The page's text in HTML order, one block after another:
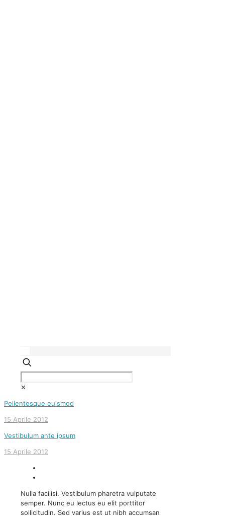
✕
Pellentesque euismod
15 Aprile 2012
Vestibulum ante ipsum
15 Aprile 2012
Nulla facilisi. Vestibulum pharetra vulputate
semper. Nunc eu lectus eu elit porttitor
sollicitudin. Sed varius est ut nibh accumsan